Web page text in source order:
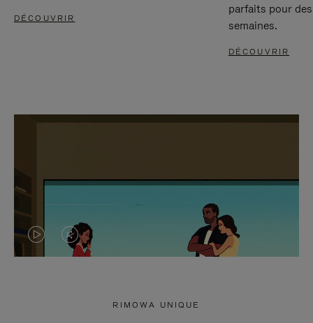
DÉCOUVRIR
parfaits pour
semaines.
DÉCOUVRIR
LA LE
RIMOWA UNIQUE